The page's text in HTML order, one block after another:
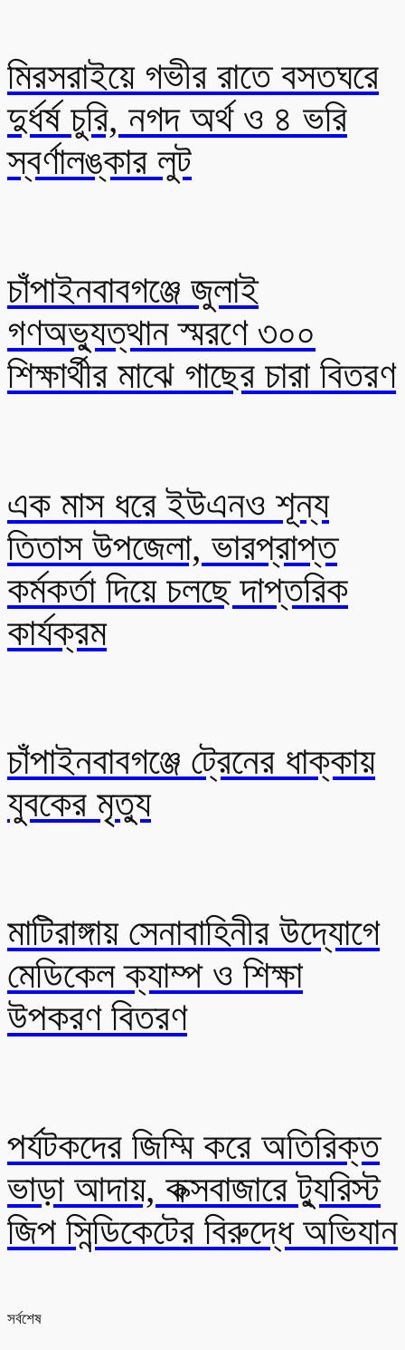
মিরসরাইয়ে গভীর রাতে বসতঘরে
দুর্ধর্ষ চুরি, নগদ অর্থ ও ৪ ভরি
স্বর্ণালঙ্কার লুট
চাঁপাইনবাবগঞ্জে জুলাই
গণঅভ্যুত্থান স্মরণে ৩০০
শিক্ষার্থীর মাঝে গাছের চারা বিতরণ
এক মাস ধরে ইউএনও শূন্য
তিতাস উপজেলা, ভারপ্রাপ্ত
কর্মকর্তা দিয়ে চলছে দাপ্তরিক
কার্যক্রম
চাঁপাইনবাবগঞ্জে ট্রেনের ধাক্কায়
যুবকের মৃত্যু
মাটিরাঙ্গায় সেনাবাহিনীর উদ্যোগে
মেডিকেল ক্যাম্প ও শিক্ষা
উপকরণ বিতরণ
পর্যটকদের জিম্মি করে অতিরিক্ত
ভাড়া আদায়, কক্সবাজারে ট্যুরিস্ট
জিপ সিন্ডিকেটের বিরুদ্ধে অভিযান
সর্বশেষ